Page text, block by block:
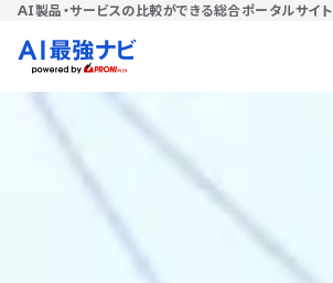
AI製品・サービスの比較ができる総合ポータルサイト